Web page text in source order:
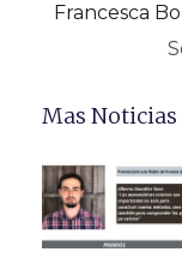
Francesca
Mas Noticias